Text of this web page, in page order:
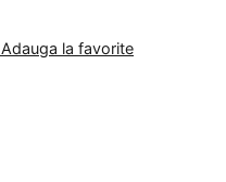
Adauga la favorite